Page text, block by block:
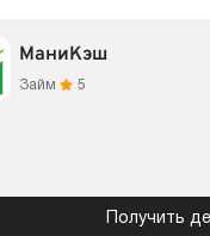
МаниКэш
Займ 5
Получить